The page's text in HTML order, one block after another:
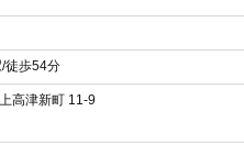
徒歩54分
高津新町 11-9